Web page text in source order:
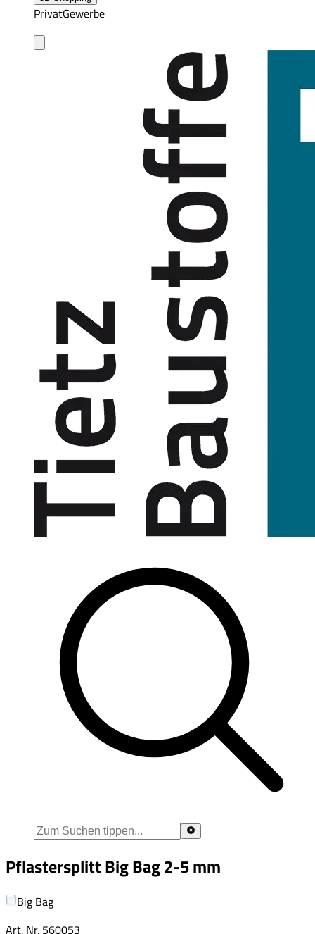
PrivatGewerbe
Pflastersplitt Big Bag 2-5 mm
Big Bag
Art. Nr. 560053